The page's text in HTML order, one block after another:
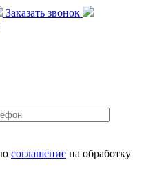
Заказать звонок
соглашение на обработку